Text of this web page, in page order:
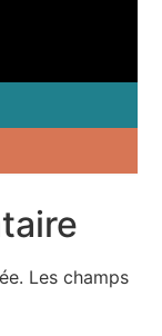
Les champs